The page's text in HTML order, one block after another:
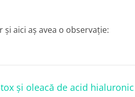
aici aș avea o observație:
și oleacă de acid hialuronic